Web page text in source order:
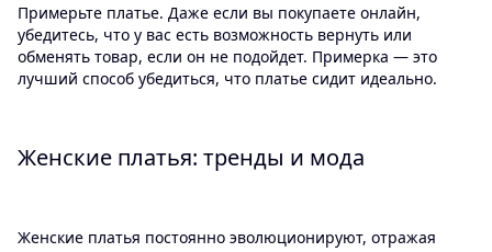
Примерьте платье. Даже если вы покупаете онлайн,
убедитесь, что у вас есть возможность вернуть или
обменять товар, если он не подойдет. Примерка — это
лучший способ убедиться, что платье сидит идеально.
Женские платья: тренды и мода
Женские платья постоянно эволюционируют, отражая